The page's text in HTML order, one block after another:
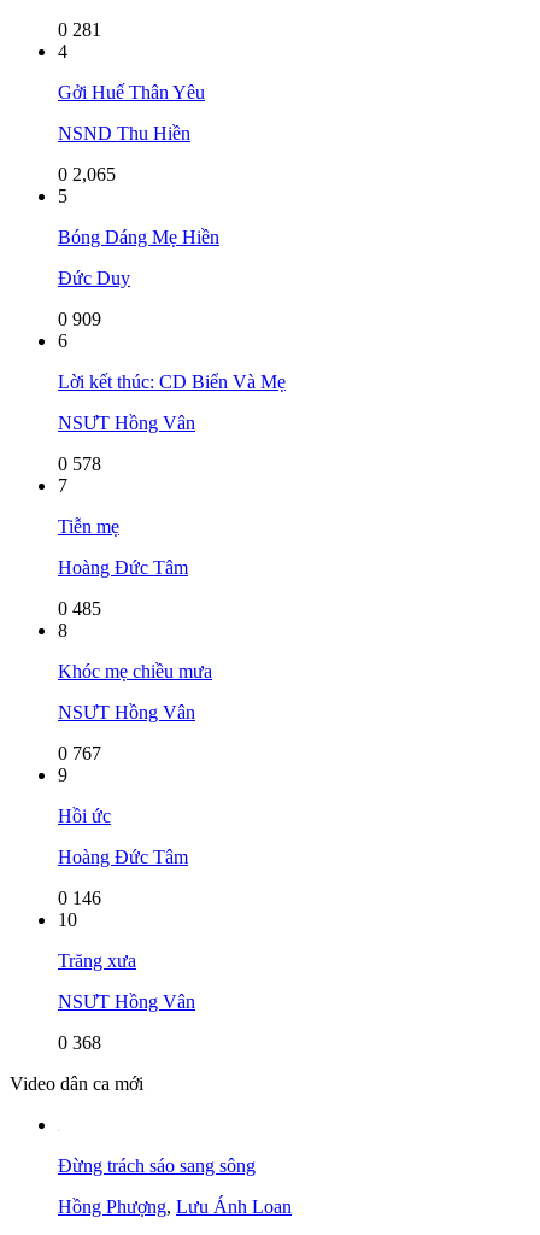
0 281
4
Gởi Huế Thân Yêu
NSND Thu Hiền
0 2,065
5
Bóng Dáng Mẹ Hiền
Đức Duy
0 909
6
Lời kết thúc: CD Biển Và Mẹ
NSƯT Hồng Vân
0 578
7
Tiễn mẹ
Hoàng Đức Tâm
0 485
8
Khóc mẹ chiều mưa
NSƯT Hồng Vân
0 767
9
Hồi ức
Hoàng Đức Tâm
0 146
10
Trăng xưa
NSƯT Hồng Vân
0 368
Video dân ca mới
Đừng trách sáo sang sông
Hồng Phượng, Lưu Ánh Loan